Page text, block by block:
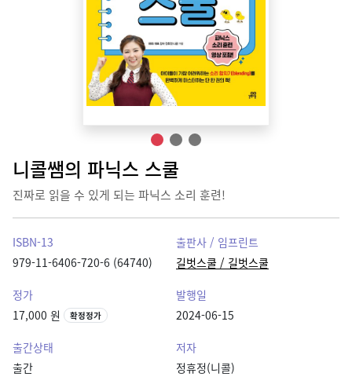
니콜쌤의 파닉스 스쿨
진짜로 읽을 수 있게 되는 파닉스 소리 훈련!
ISBN-13
979-11-6406-720-6 (64740)
출판사 / 임프린트
길벗스쿨 / 길벗스쿨
정가
17,000 원
확정정가
발행일
2024-06-15
출간상태
출간
저자
정휴정(니콜)